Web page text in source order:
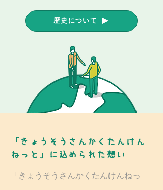
歴史について
「きょうそうさんかくたんけん
ねっと」に込められた想い
「きょうそうさんかくたんけんねっ